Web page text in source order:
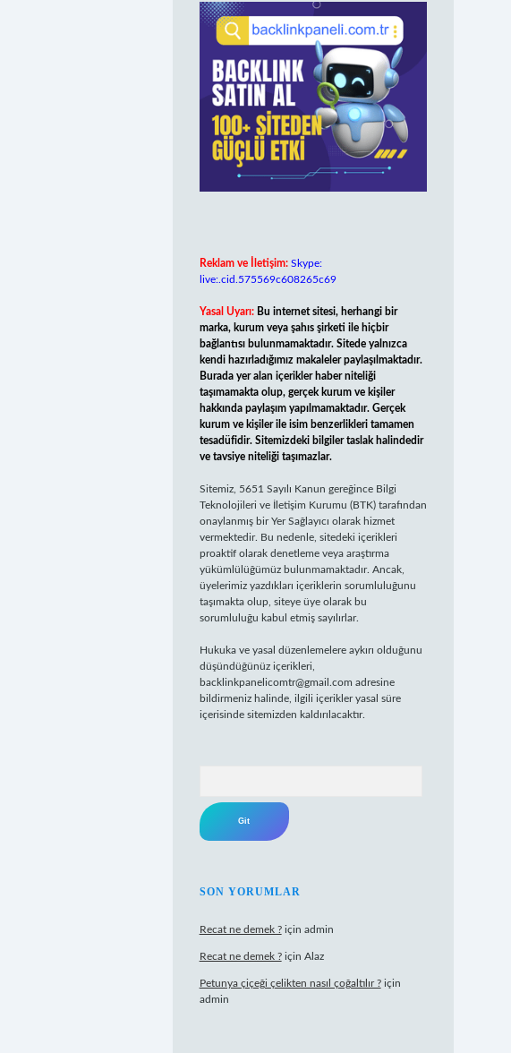
Reklam ve İletişim: Skype:
live:.cid.575569c608265c69
Yasal Uyarı: Bu internet sitesi, herhangi bir
marka, kurum veya şahıs şirketi ile hiçbir
bağlantısı bulunmamaktadır. Sitede yalnızca
kendi hazırladığımız makaleler paylaşılmaktadır.
Burada yer alan içerikler haber niteliği
taşımamakta olup, gerçek kurum ve kişiler
hakkında paylaşım yapılmamaktadır. Gerçek
kurum ve kişiler ile isim benzerlikleri tamamen
tesadüfidir. Sitemizdeki bilgiler taslak halindedir
ve tavsiye niteliği taşımazlar.
Sitemiz, 5651 Sayılı Kanun gereğince Bilgi
Teknolojileri ve İletişim Kurumu (BTK) tarafından
onaylanmış bir Yer Sağlayıcı olarak hizmet
vermektedir. Bu nedenle, sitedeki içerikleri
proaktif olarak denetleme veya araştırma
yükümlülüğümüz bulunmamaktadır. Ancak,
üyelerimiz yazdıkları içeriklerin sorumluluğunu
taşımakta olup, siteye üye olarak bu
sorumluluğu kabul etmiş sayılırlar.
Hukuka ve yasal düzenlemelere aykırı olduğunu
düşündüğünüz içerikleri,
backlinkpanelicomtr@gmail.com adresine
bildirmeniz halinde, ilgili içerikler yasal süre
içerisinde sitemizden kaldırılacaktır.
SON YORUMLAR
Recat ne demek ?için admin
Recat ne demek ?için Alaz
Petunya çiçeği çelikten nasıl çoğaltılır ?için
admin